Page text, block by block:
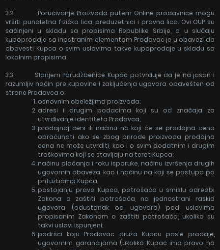
3.2 Poručivanje Proizvoda putem Online prodavnice mogu
vršiti punoletna fizička lica, preduzetnici i pravna lica. Ovi OUP su
sačinjeni u skladu sa propisima Republike Srbije, a u slučaju
kupoprodaje sa inostranim elementom Prodavac je u obavezi da
obavesti Kupca o svim uslovima takve kupoprodaje u skladu sa
lokalnim propisima.
3.3. Slanjem Porudžbenice Kupac potvrđuje da je na jasan i
razumljiv način pre kupovine i zaključenja ugovora obavešten od
strane Prodavca o:
osnovnim obeležjima proizvoda;
adresi i drugim podacima koji su od značaja za
utvrđivanje identiteta Prodavca;
prodajnoj ceni ili načinu na koji će se prodajna cena
obračunati ako se zbog prirode proizvoda prodajna
cena ne može utvrditi, kao i o svim dodatnim i drugim
troškovima koji se stavljaju na teret Kupca;
načinu plaćanja i roku isporuke, načinu izvršenja drugih
ugovornih obaveza, kao i načinu na koji se postupa po
pritužbama Kupca;
postojanju prava Kupca, potrošača u smislu odredbi
Zakona o zaštiti potrošača, na jednostrani raskid
ugovora (odustanak od ugovora) pod uslovima
propisanim Zakonom o zaštiti potrošača, ukoliko su
takvi uslovi ispunjeni;
podršci koju Prodavac pruža Kupcu posle prodaje,
ugovornim garancijama (ukoliko Kupac ima pravo na